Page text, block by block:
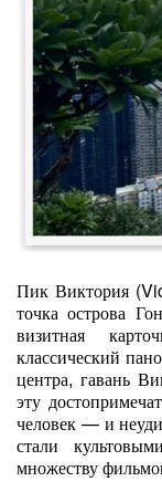
Пик Виктория
точка острова
визитная
классический
центра, гавань
эту
человек — и
стали культовыми
множеству